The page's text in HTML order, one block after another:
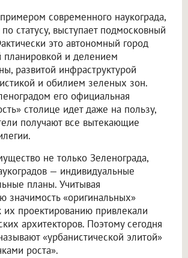
современного наукограда,
статусу, выступает подмосковный
это автономный город
планировкой и делением
развитой инфраструктурой
и обилием зеленых зон.
его официальная
столице идет даже на пользу,
получают все вытекающие
не только Зеленограда,
— индивидуальные
планы. Учитывая
значимость «оригинальных»
их проектированию привлекали
архитекторов. Поэтому сегодня
«урбанистической элитой»
роста».